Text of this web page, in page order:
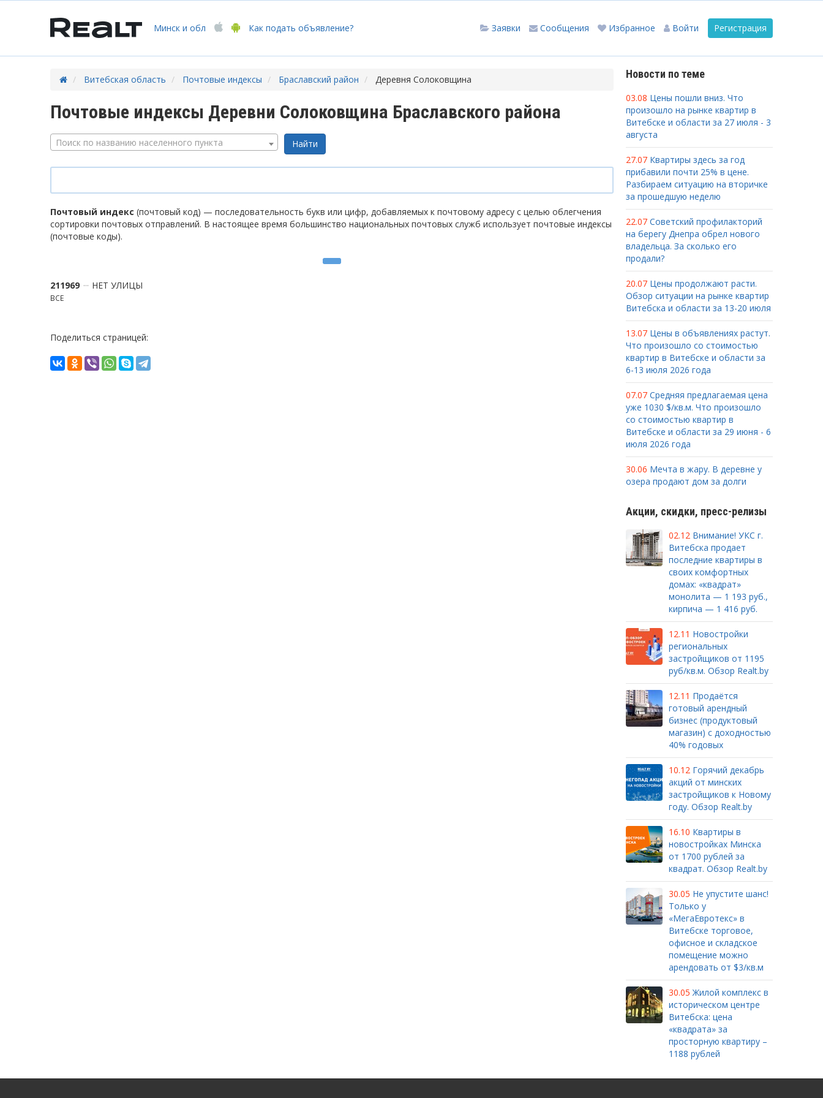
Минск и обл Как подать объявление? Регистрация
Войти
Избранное
Сообщения
Заявки
Витебская область Почтовые индексы Браславский район Деревня Солоковщина
Почтовые индексы Деревни Солоковщина Браславского района
Поиск по названию населенного пункта
Почтовый индекс (почтовый код) — последовательность букв или цифр, добавляемых к почтовому адресу с целью облегчения
сортировки почтовых отправлений. В настоящее время большинство национальных почтовых служб использует почтовые индексы
(почтовые коды).
211969 НЕТ УЛИЦЫ
ВСЕ
Поделиться страницей:
Новости по теме
03.08 Цены пошли вниз. Что
произошло на рынке квартир в
Витебске и области за 27 июля - 3
августа
27.07 Квартиры здесь за год
прибавили почти 25% в цене.
Разбираем ситуацию на вторичке
за прошедшую неделю
22.07 Советский профилакторий
на берегу Днепра обрел нового
владельца. За сколько его
продали?
20.07 Цены продолжают расти.
Обзор ситуации на рынке квартир
Витебска и области за 13-20 июля
13.07 Цены в объявлениях растут.
Что произошло со стоимостью
квартир в Витебске и области за
6-13 июля 2026 года
07.07 Средняя предлагаемая цена
уже 1030 $/кв.м. Что произошло
со стоимостью квартир в
Витебске и области за 29 июня - 6
июля 2026 года
30.06 Мечта в жару. В деревне у
озера продают дом за долги
Акции, скидки, пресс-релизы
02.12 Внимание! УКС г.
Витебска продает
последние квартиры в
своих комфортных
домах: «квадрат»
монолита — 1 193 руб.,
кирпича — 1 416 руб.
12.11 Новостройки
региональных
застройщиков от 1195
руб/кв.м. Обзор Realt.by
12.11 Продаётся
готовый арендный
бизнес (продуктовый
магазин) с доходностью
40% годовых
10.12 Горячий декабрь
акций от минских
застройщиков к Новому
году. Обзор Realt.by
16.10 Квартиры в
новостройках Минска
от 1700 рублей за
квадрат. Обзор Realt.by
30.05 Не упустите шанс!
Только у
«МегаЕвротекс» в
Витебске торговое,
офисное и складское
помещение можно
арендовать от $3/кв.м
30.05 Жилой комплекс в
историческом центре
Витебска: цена
«квадрата» за
просторную квартиру –
1188 рублей